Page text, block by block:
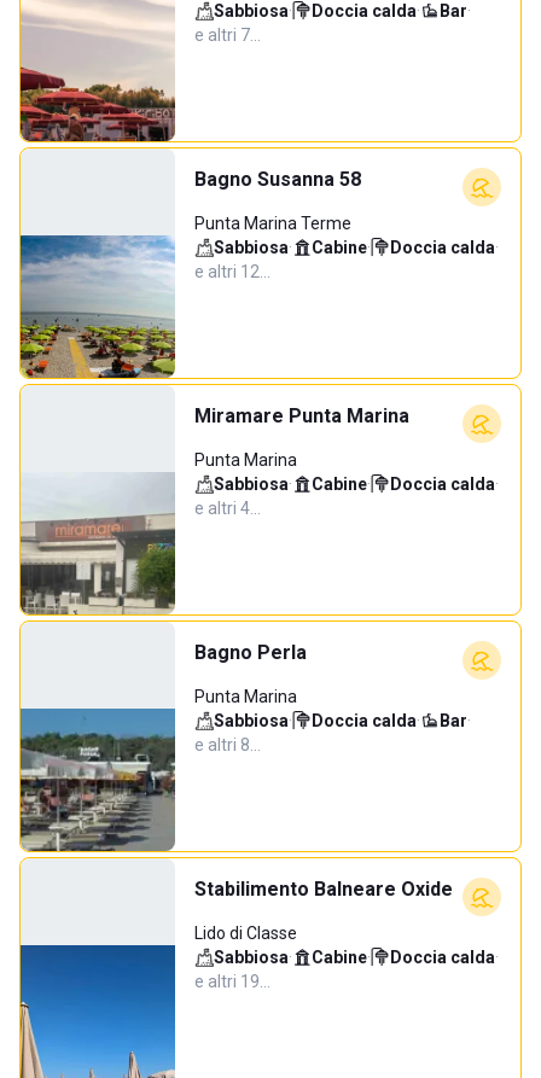
Sabbiosa· Doccia calda· Bar·
e altri 7…
Bagno Susanna 58
Punta Marina Terme
Sabbiosa· Cabine· Doccia calda·
e altri 12…
Miramare Punta Marina
Punta Marina
Sabbiosa· Cabine· Doccia calda·
e altri 4…
Bagno Perla
Punta Marina
Sabbiosa· Doccia calda· Bar·
e altri 8…
Stabilimento Balneare Oxide
Lido di Classe
Sabbiosa· Cabine· Doccia calda·
e altri 19…